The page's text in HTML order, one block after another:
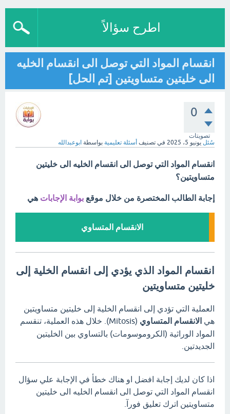
اطرح سؤالاً
انقسام المواد التي توصل الى انقسام الخليه
الى خليتين متساويتين [تم الحل]
0
تصويتات
سُئل يونيو 5، 2025 في تصنيف أسئلة تعليمية بواسطة ابوعبدالله
انقسام المواد التي توصل الى انقسام الخليه الى خليتين
متساويتين؟
إجابة الطالب المختصرة من خلال موقع بوابة الإجابات هي
الانقسام المتساوي
انقسام المواد الذي يؤدي إلى انقسام الخلية إلى
خليتين متساويتين
العملية التي تؤدي إلى انقسام الخلية إلى خليتين متساويتين
هي الانقسام المتساوي
(Mitosis). خلال هذه العملية، تنقسم
المواد الوراثية (الكروموسومات) بالتساوي بين الخليتين
الجديدتين.
اذا كان لديك إجابة افضل او هناك خطأ في الإجابة علي سؤال
انقسام المواد التي توصل الى انقسام الخليه الى خليتين
متساويتين اترك تعليق فورآ.